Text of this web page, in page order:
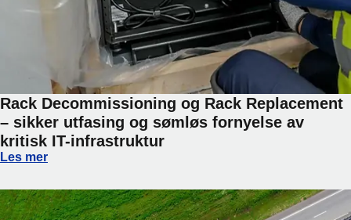
Rack Decommissioning og Rack Replacement
– sikker utfasing og sømløs fornyelse av
kritisk IT-infrastruktur
Rack Decommissioning og Rack Replacement – sikker
Les mer